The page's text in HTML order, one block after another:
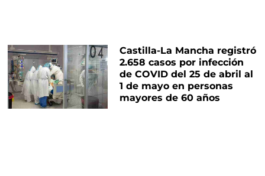
Castilla-La Mancha registró
2.658 casos por infección
de COVID del 25 de abril al
1 de mayo en personas
mayores de 60 años